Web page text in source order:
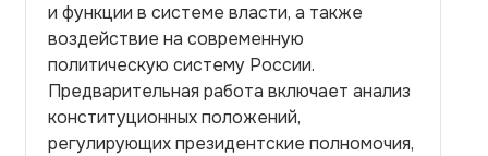
и функции в системе власти, а также
воздействие на современную
политическую систему России.
Предварительная работа включает анализ
конституционных положений,
регулирующих президентские полномочия,